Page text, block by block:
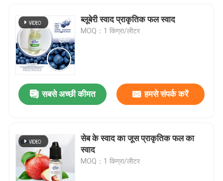
घर
वीडियो
ब्लूबेरी स्वाद प्राकृतिक फल स्वाद
MOQ：1 किग्रा/लीटर
सबसे अच्छी कीमत हमसे संपर्क करें
सेब के स्वाद का जूस प्राकृतिक फल का
स्वाद
MOQ：1 किग्रा/लीटर